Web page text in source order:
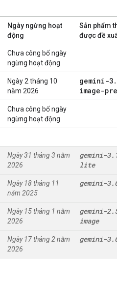
Ngày ngừng hoạt
động
Sản phẩm
được đề
Chưa công bố ngày
ngừng hoạt động
Ngày 2 tháng 10
năm 2026
gemini-3.
image-
Chưa công bố ngày
ngừng hoạt động
Ngày 31 tháng 3 năm
2026
gemini-3.
lite
Ngày 18 tháng 11
năm 2025
gemini-3.
Ngày 15 tháng 1 năm
2026
gemini-2.
image
Ngày 17 tháng 2 năm
2026
gemini-3.